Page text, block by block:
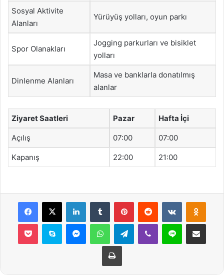
Sosyal Aktivite
Alanları
Yürüyüş yolları, oyun parkı
Spor Olanakları
Jogging parkurları ve bisiklet
yolları
Dinlenme Alanları
Masa ve banklarla donatılmış
alanlar
Ziyaret Saatleri Pazar Hafta İçi
Açılış 07:00 07:00
Kapanış 22:00 21:00
Facebook
X LinkedInTumblr PinterestReddit VKontakte
Pocket Skype MessengerWhatsAppTelegramViber Line E-Posta ile
Yazdır